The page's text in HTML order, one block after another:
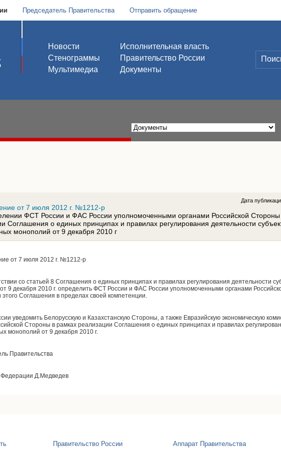
Председатель Правительства Отправить обращение
Новости
Стенограммы
Мультимедиа
Исполнительная власть
Правительство России
Документы
Дата
от 7 июля 2012 г. №1212-р
ФСТ России и ФАС России уполномоченными органами Российской Стороны
Соглашения о единых принципах и правилах регулирования деятельности
монополий от 9 декабря 2010 г
от 7 июля 2012 г. №1212-р
со статьей 8 Соглашения о единых принципах и правилах регулирования деятельности
9 декабря 2010 г. определить ФСТ России и ФАС России уполномоченными органами
этого Соглашения в пределах своей компетенции.
уведомить Белорусскую и Казахстанскую Стороны, а также Евразийскую экономическую
Стороны в рамках реализации Соглашения о единых принципах и правилах
монополий от 9 декабря 2010 г.
Правительства
Федерации Д.Медведев
Правительство России Аппарат Правительства